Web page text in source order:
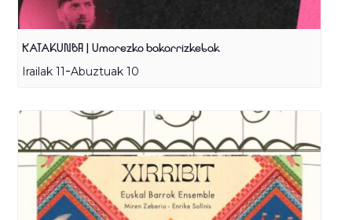
KATAKUNBA | Umorezko bakarrizketak
Irailak 11-Abuztuak 10